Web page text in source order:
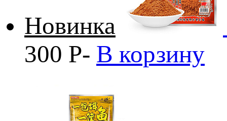
Новинка
300 Р- В корзину